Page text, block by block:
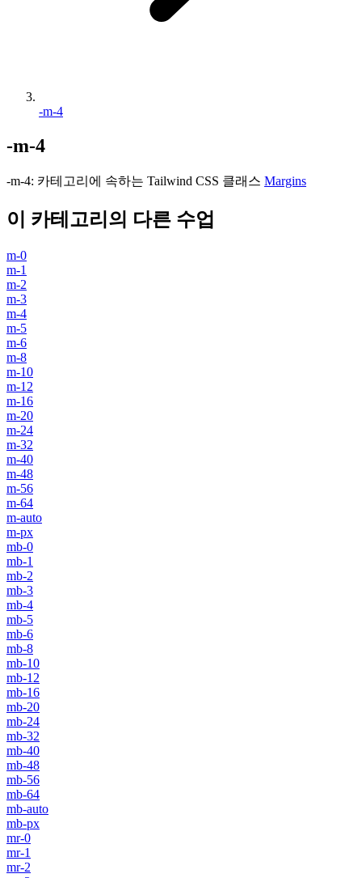
-m-4
-m-4
-m-4: 카테고리에 속하는 Tailwind CSS 클래스 Margins
이 카테고리의 다른 수업
m-0
m-1
m-2
m-3
m-4
m-5
m-6
m-8
m-10
m-12
m-16
m-20
m-24
m-32
m-40
m-48
m-56
m-64
m-auto
m-px
mb-0
mb-1
mb-2
mb-3
mb-4
mb-5
mb-6
mb-8
mb-10
mb-12
mb-16
mb-20
mb-24
mb-32
mb-40
mb-48
mb-56
mb-64
mb-auto
mb-px
mr-0
mr-1
mr-2